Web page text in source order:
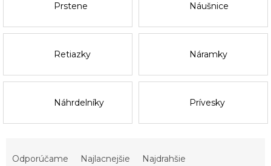
Prstene Náušnice
Retiazky Náramky
Náhrdelníky Prívesky
Odporúčame Najlacnejšie Najdrahšie